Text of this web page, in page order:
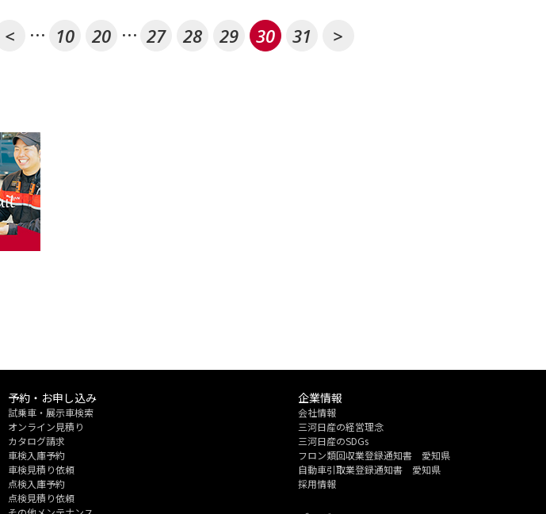
< ... 10 20 ... 27 28 29 30 31 >
予約・お申し込み
試乗車・展示車検索
オンライン見積り
カタログ請求
車検入庫予約
車検見積り依頼
点検入庫予約
点検見積り依頼
企業情報
会社情報
三河日産の経営理念
三河日産のSDGs
フロン類回収業登録通知書 愛知県
自動車引取業登録通知書 愛知県
採用情報